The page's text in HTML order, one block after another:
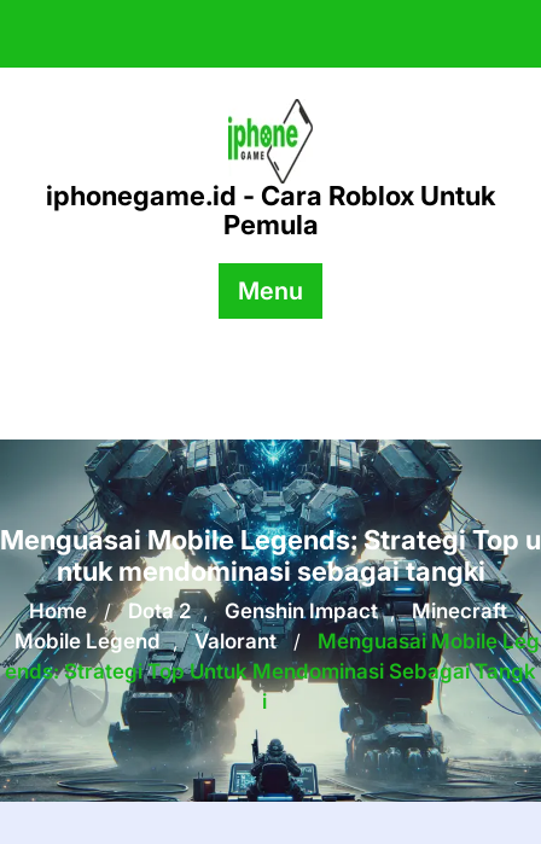
content
iphonegame.id - Cara Roblox Untuk
Pemula
Menu
Menguasai Mobile Legends: Strategi Top u
ntuk mendominasi sebagai tangki
Home / Dota 2 , Genshin Impact , Minecraft ,
Mobile Legend , Valorant /
Menguasai Mobile Leg
Ends: Strategi Top Untuk Mendominasi Sebagai Tangk
I